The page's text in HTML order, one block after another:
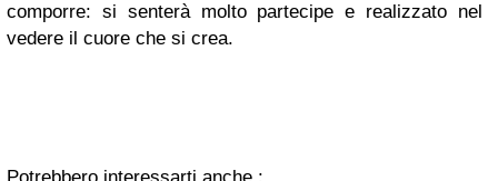
comporre: si senterà molto partecipe e realizzato nel
vedere il cuore che si crea.